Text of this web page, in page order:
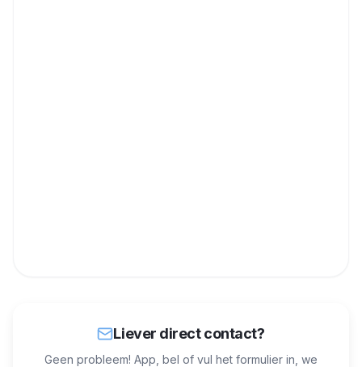
Liever direct contact?
Geen probleem! App, bel of vul het formulier in, we